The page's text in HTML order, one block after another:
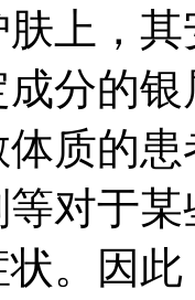
上，
分的
质的
对于
。因